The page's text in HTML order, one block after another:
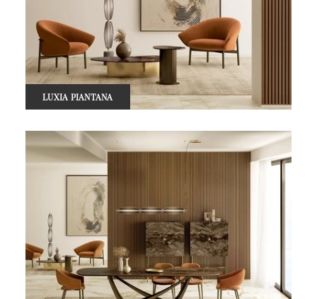
LUXIA PIANTANA